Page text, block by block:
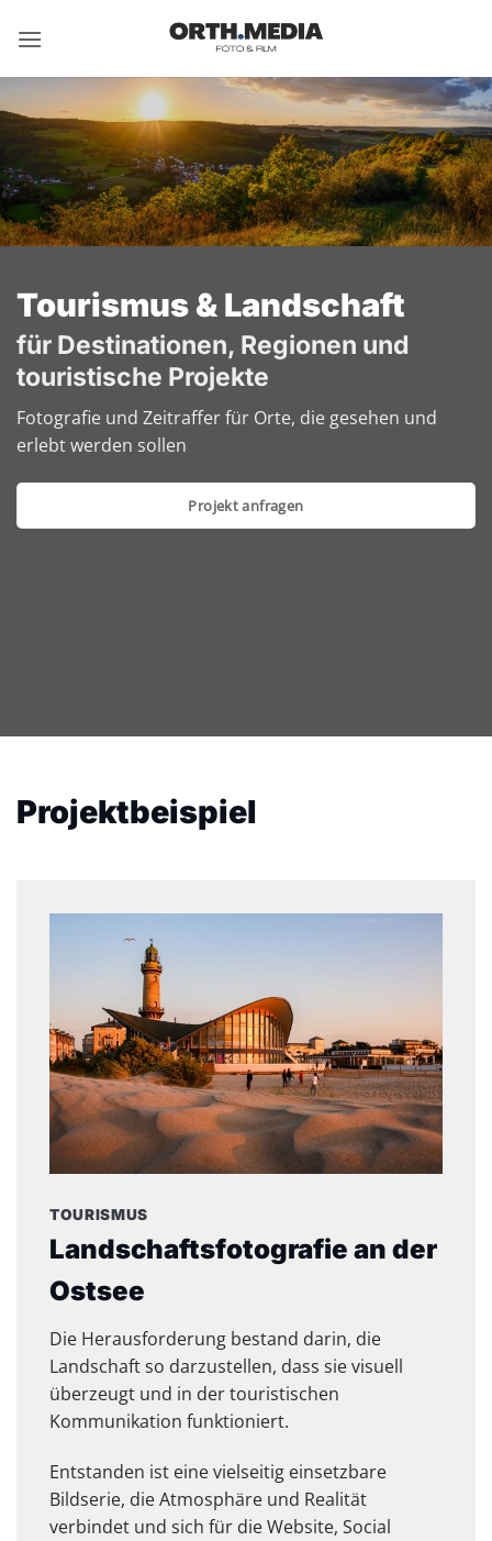
Inhalt
Tourismus & Landschaft
für Destinationen, Regionen und
touristische Projekte
Fotografie und Zeitrafferfür Orte, die gesehen und
erlebt werden sollen
Projekt anfragen
Projektbeispiel
TOURISMUS
Landschaftsfotografie an der
Ostsee
Die Herausforderung bestand darin, die
Landschaft so darzustellen, dass sie visuell
überzeugt und in der touristischen
Kommunikation funktioniert.
Entstanden ist eine vielseitig einsetzbare
Bildserie, die Atmosphäre und Realität
verbindet und sich für die Website, Social